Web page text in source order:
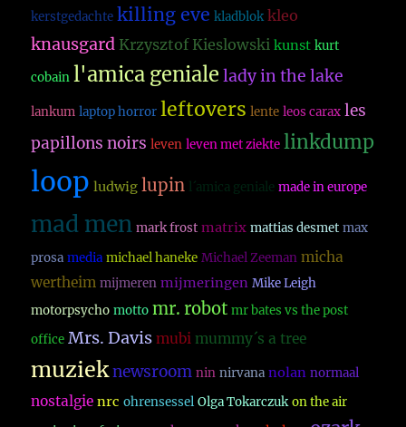
kerstgedachte killing eve kladblok kleo
knausgard Krzysztof Kieslowski kunst kurt
cobain l'amica geniale lady in the lake
lankum laptop horror leftovers lente leos carax les
papillons noirs leven leven met ziekte linkdump
loop ludwig lupin l´amica geniale made in europe
mad men mark frost matrix mattias desmet max
prosa media michael haneke Michael Zeeman micha
wertheim mijmeren mijmeringen Mike Leigh
motorpsycho motto mr. robot mr bates vs the post
office Mrs. Davis mubi mummy´s a tree
muzieknewsroom nin nirvana nolan normaal
nostalgie nrc ohrensessel Olga Tokarczuk on the air